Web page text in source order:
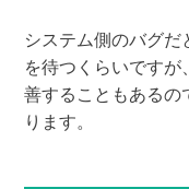
システム側のバグ
を待つくらいです
善することもある
ります。